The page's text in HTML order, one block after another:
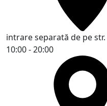
intrare separată de pe
10:00 - 20:00